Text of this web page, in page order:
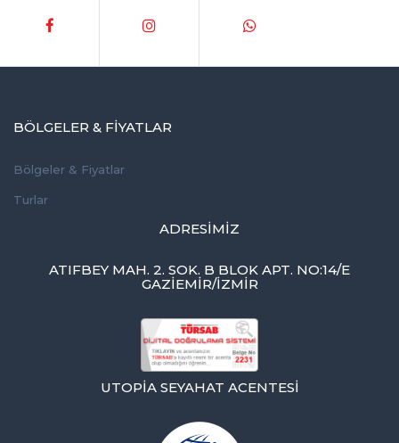
BÖLGELER & FIYATLAR
Bölgeler & Fiyatlar
Turlar
ADRESIMIZ
ATIFBEY MAH. 2. SOK. B BLOK APT. NO:14/E
GAZIEMIR/İZMİR
UTOPIA SEYAHAT ACENTESI